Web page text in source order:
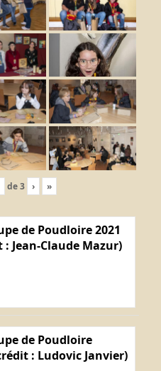
de3 › »
de Poudloire 2021
: Jean-Claude Mazur)
de Poudloire
: Ludovic Janvier)